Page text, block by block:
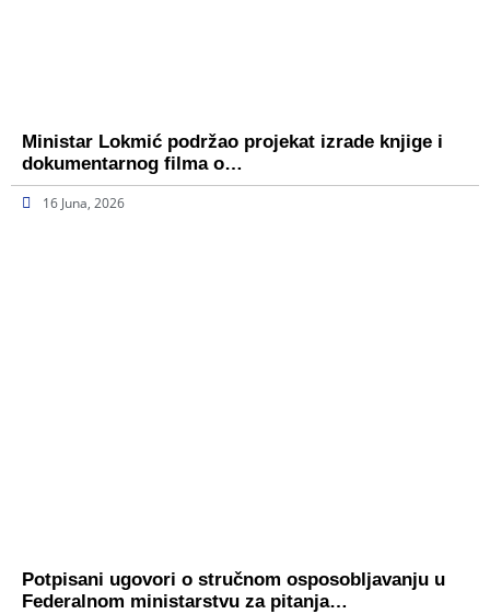
Ministar Lokmić podržao projekat izrade knjige i
dokumentarnog filma o…
16 Juna, 2026
Potpisani ugovori o stručnom osposobljavanju u
Federalnom ministarstvu za pitanja…